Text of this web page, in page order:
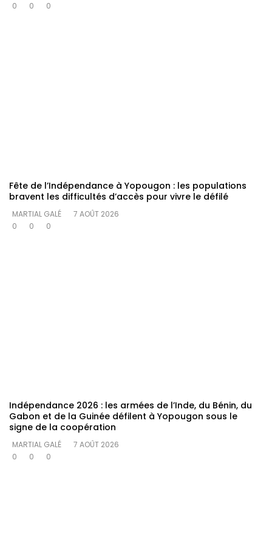
0
0 0
Fête de l’Indépendance à Yopougon : les populations
bravent les difficultés d’accès pour vivre le défilé
MARTIAL GALÉ
7 AOÛT 2026
0
0 0
Indépendance 2026 : les armées de l’Inde, du Bénin, du
Gabon et de la Guinée défilent à Yopougon sous le
signe de la coopération
MARTIAL GALÉ
7 AOÛT 2026
0
0 0